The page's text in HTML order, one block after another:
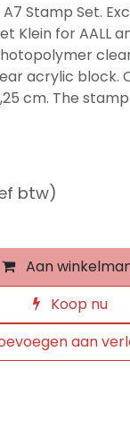
Stamp Set.
Klein for AALL
acrylic block.
cm. The
btw)
Aan
Koop nu
aan